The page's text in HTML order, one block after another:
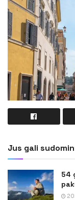
Jus gali
54